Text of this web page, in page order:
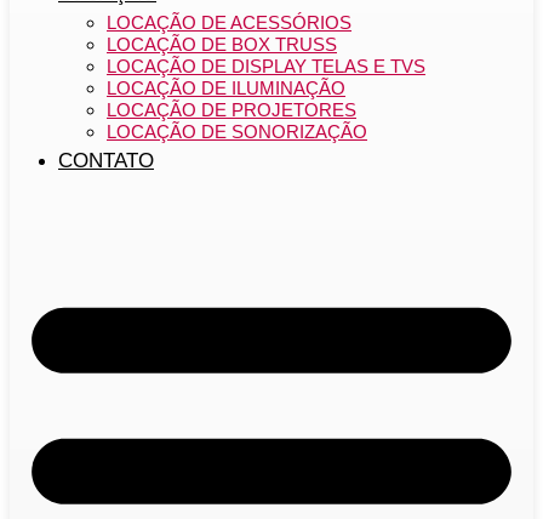
LOCAÇÃO DE ACESSÓRIOS
LOCAÇÃO DE BOX TRUSS
LOCAÇÃO DE DISPLAY TELAS E TVS
LOCAÇÃO DE ILUMINAÇÃO
LOCAÇÃO DE PROJETORES
LOCAÇÃO DE SONORIZAÇÃO
CONTATO